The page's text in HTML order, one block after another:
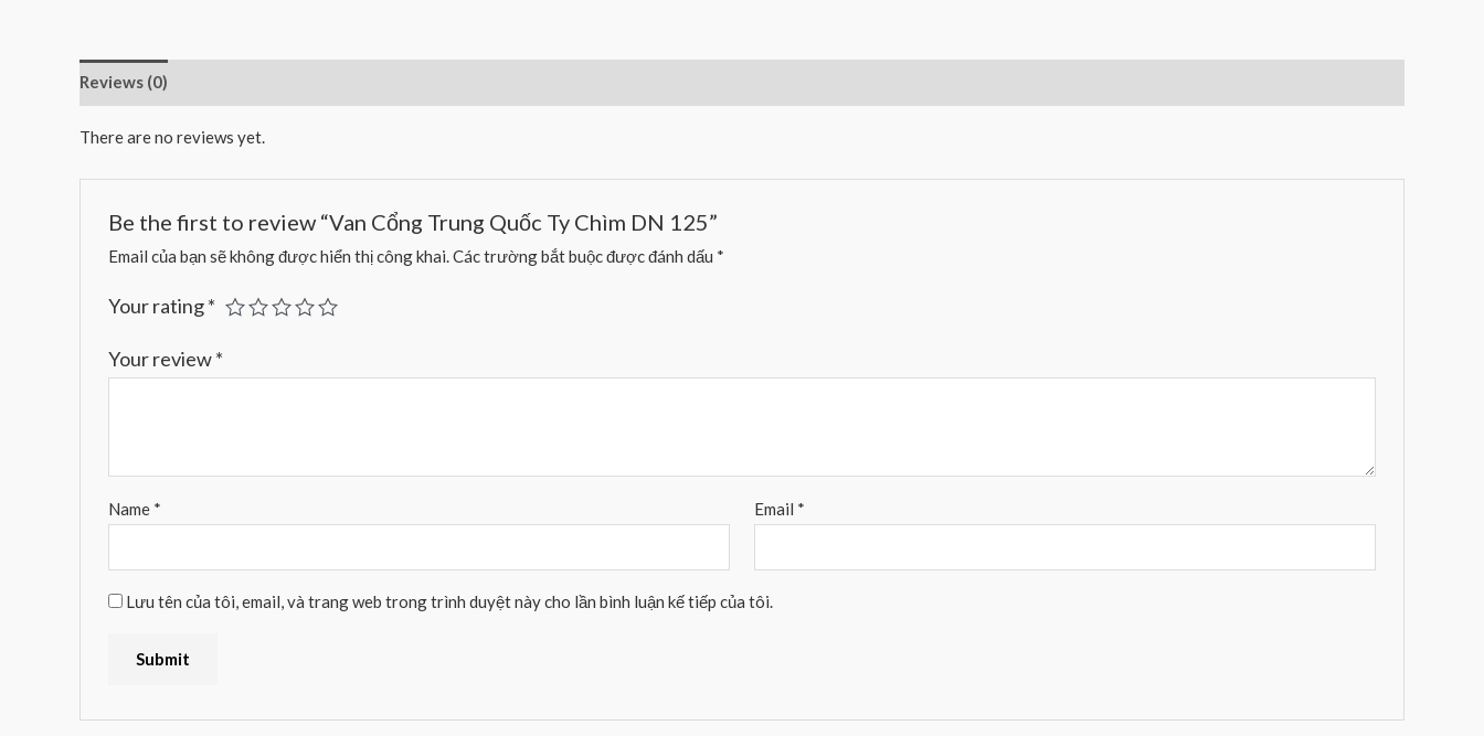
Reviews (0)
There are no reviews yet.
Be the first to review “Van Cổng Trung Quốc Ty Chìm DN 125”
Email của bạn sẽ không được hiển thị công khai.Các trường bắt buộc được đánh dấu *
Your rating*
Your review*
Name * Email *
Lưu tên của tôi, email, và trang web trong trình duyệt này cho lần bình luận kế tiếp của tôi.